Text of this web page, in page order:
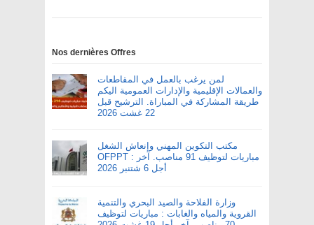
Nos dernières Offres
لمن يرغب بالعمل في المقاطعات
والعمالات الإقليمية والإدارات العمومية اليكم
طريقة المشاركة في المباراة. الترشيح قبل
22 غشت 2026
مكتب التكوين المهني وإنعاش الشغل
OFPPT : مباريات لتوظيف 91 مناصب. آخر
أجل 6 شتنبر 2026
وزارة الفلاحة والصيد البحري والتنمية
القروية والمياه والغابات : مباريات لتوظيف